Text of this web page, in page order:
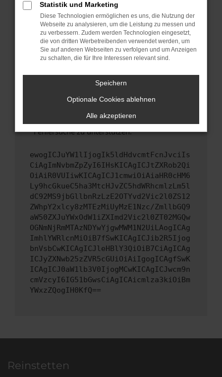
Betriebssystem auf dem neuesten Stand
sind.
Veraltete Software birgt nicht nur ein
Sicherheitsrisiko, sondern kann auch dazu
führen, dass bestimmte Funktionen nicht mehr
unterstützt werden.
Wende dich an den Webseitenbetreiber.
Wenn du alle oben genannten Schritte versucht
hast, kontaktiere uns bitte. Wir werden
uns diesen Text schicken, um uns bei der
Fehlersuche zu unterstützen:
ewogICJuYW1lIjogIk5ldHdvcmtFcnJvciIs
CiAgImNvbmZpZyI6IHsKICAgICJtZXRob2Qi
OiAiR0VUIiwKICAgICJ1cmwiOiAiaHR0cHM6
Ly9hcGkueC5ha3MtcHJvZC5hdWRhcmlzLm5l
dC92MS9jbGllbnRzLzE2OTYvd2Vic2l0ZS12
ZWhpY2xlcy8zMTEzMiUyMzE1Nzc/ZmllbGQ9
aW50ZXJuYWxOdW1iZXImd2Vic2l0ZT02MGQw
OGNmNjRmMTAzNDYwYjgwMWM1N2UiLAogICAg
ImhlYWRlcnMiOiB7fSwKICAgICJib2R5Ijog
bnVsbCwKICAgICJleHBlY3QiOiB7CiAgICAg
ICJyZXNwb25zZVR5cGUiOiAiIgogICAgfSwK
ICAgICJ0aW1lb3V0IjogMCwKICAgICJwcm9n
cmVzcyI6IG51bGwsCiAgICAicmlza3kiOiBm
YWxzZQogIH0KfQ==
Reinstetten
Statistik und Marketing
Diese Technologien ermöglichen es uns, die Nutzung der
Webseite zu analysieren, um die Leistung zu messen und
zu verbessern. Zudem werden Technologien eingesetzt,
die von dritten Werbetreibenden verwendet werden, um
Sie auf anderen Webseiten zu verfolgen und um Anzeigen
zu schalten, die für Ihre Interessen relevant sind.
Speichern
Optionale Cookies ablehnen
Alle akzeptieren